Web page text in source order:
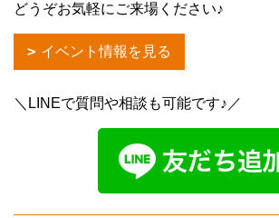
どうぞお気軽にご来場ください♪
イベント情報を見る
＼LINEで質問や相談も可能です♪／